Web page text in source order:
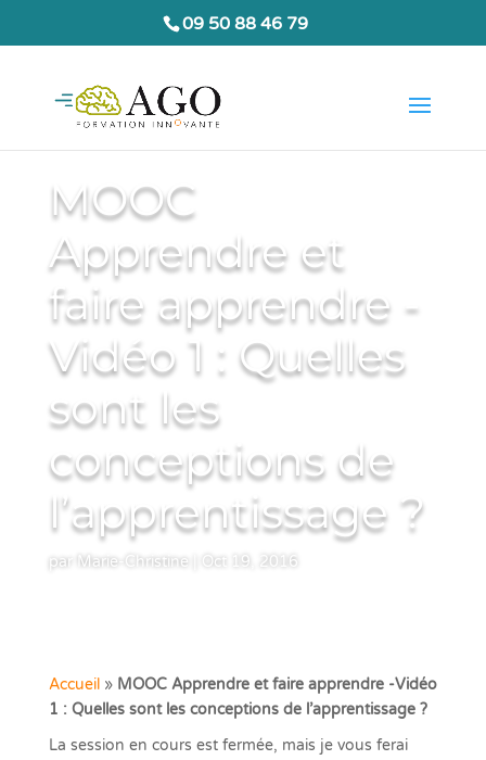
09 50 88 46 79
MOOC
Apprendre et
faire apprendre -
Vidéo 1 : Quelles
sont les
conceptions de
l’apprentissage ?
par Marie-Christine Oct 19, 2016
Accueil» MOOC Apprendre et faire apprendre -Vidéo
1 : Quelles sont les conceptions de l’apprentissage ?
La session en cours est fermée, mais je vous ferai